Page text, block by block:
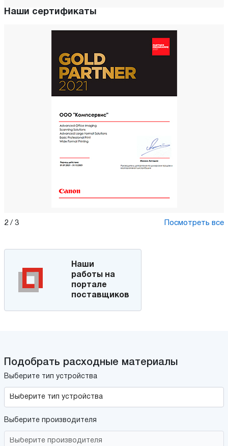
Наши сертификаты
3 / 3 Посмотреть все
Наши
работы на
портале
поставщиков
Подобрать расходные материалы
Выберите тип устройства
Выберите производителя